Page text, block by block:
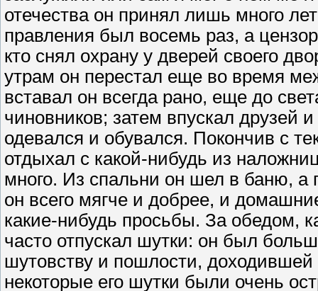
отечества он принял лишь много
правления был восемь раз, а
кто снял охрану у дверей своего
утрам он перестал еще во время
вставал он всегда рано, еще до
чиновников; затем впускал друзей
одевался и обувался. Покончив с
отдыхал с какой-нибудь из
много. Из спальни он шел в баню, а
он всего мягче и добрее, и
какие-нибудь просьбы. За обедом,
часто отпускал шутки: он был
шутовству и пошлости,
некоторые его шутки были очень